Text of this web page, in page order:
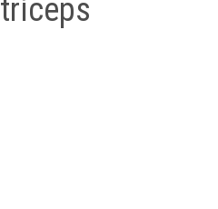
tríceps